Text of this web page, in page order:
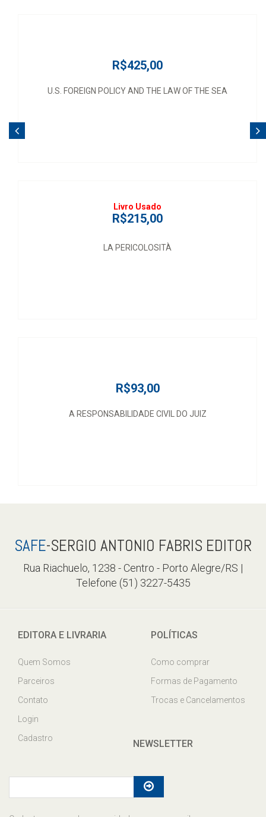
R$425,00
U.S. FOREIGN POLICY AND THE LAW OF THE SEA
Livro Usado
R$215,00
LA PERICOLOSITÀ
R$93,00
A RESPONSABILIDADE CIVIL DO JUIZ
SAFE-SERGIO ANTONIO FABRIS EDITOR
Rua Riachuelo, 1238 - Centro - Porto Alegre/RS |
Telefone (51) 3227-5435
EDITORA E LIVRARIA
Quem Somos
Parceiros
Contato
Login
Cadastro
POLÍTICAS
Como comprar
Formas de Pagamento
Trocas e Cancelamentos
NEWSLETTER